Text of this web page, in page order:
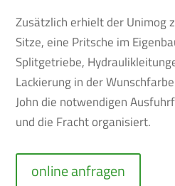
Zusätzlich erhielt der Unimog
Sitze, eine Pritsche im
Splitgetriebe,
Lackierung in der
John die notwendigen
und die Fracht organisiert.
online anfragen